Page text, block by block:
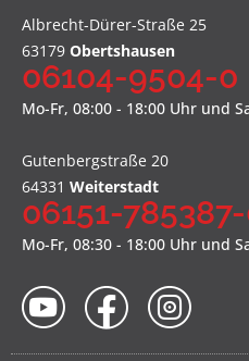
Albrecht-Dürer-Straße 25
63179 Obertshausen
06104-9504-0
Mo-Fr, 08:00 - 18:00 Uhr und
Gutenbergstraße 20
64331 Weiterstadt
06151-
Mo-Fr, 08:30 - 18:00 Uhr und